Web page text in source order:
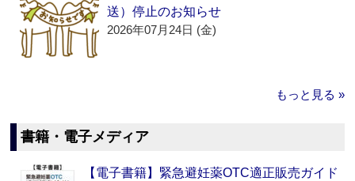
送）停止のお知らせ
2026年07月24日 (金)
もっと見る »
書籍・電子メディア
【電子書籍】緊急避妊薬OTC適正販売ガイド